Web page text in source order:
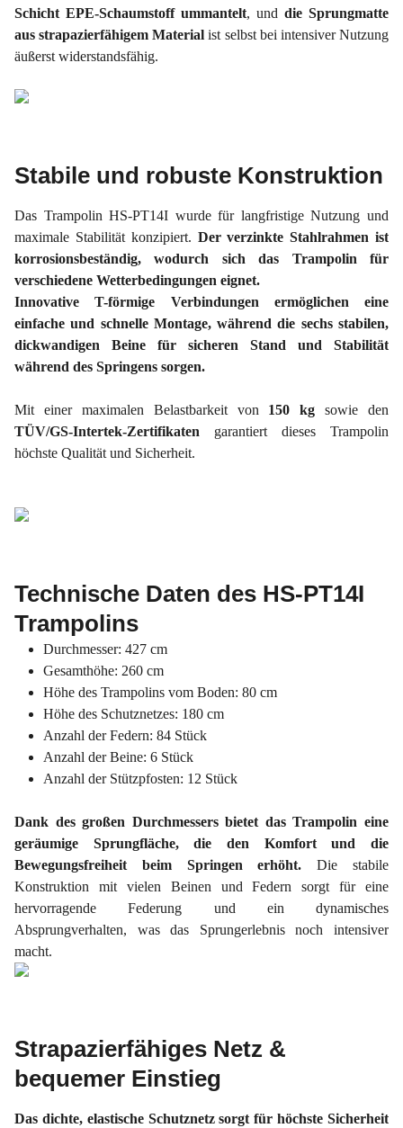
Schicht EPE-Schaumstoff ummantelt, und die Sprungmatte
aus strapazierfähigem Material ist selbst bei intensiver Nutzung
äußerst widerstandsfähig.
Stabile und robuste Konstruktion
Das Trampolin HS-PT14I wurde für langfristige Nutzung und
maximale Stabilität konzipiert. Der verzinkte Stahlrahmen ist
korrosionsbeständig, wodurch sich das Trampolin für
verschiedene Wetterbedingungen eignet.
Innovative T-förmige Verbindungen ermöglichen eine
einfache und schnelle Montage, während die sechs stabilen,
dickwandigen Beine für sicheren Stand und Stabilität
während des Springens sorgen.
Mit einer maximalen Belastbarkeit von 150 kg sowie den
TÜV/GS-Intertek-Zertifikaten garantiert dieses Trampolin
höchste Qualität und Sicherheit.
Technische Daten des HS-PT14I
Trampolins
Durchmesser: 427 cm
Gesamthöhe: 260 cm
Höhe des Trampolins vom Boden: 80 cm
Höhe des Schutznetzes: 180 cm
Anzahl der Federn: 84 Stück
Anzahl der Beine: 6 Stück
Anzahl der Stützpfosten: 12 Stück
Dank des großen Durchmessers bietet das Trampolin eine
geräumige Sprungfläche, die den Komfort und die
Bewegungsfreiheit beim Springen erhöht.Die stabile
Konstruktion mit vielen Beinen und Federn sorgt für eine
hervorragende Federung und ein dynamisches
Absprungverhalten, was das Sprungerlebnis noch intensiver
macht.
Strapazierfähiges Netz &
bequemer Einstieg
Das dichte, elastische Schutznetz sorgt für höchste Sicherheit